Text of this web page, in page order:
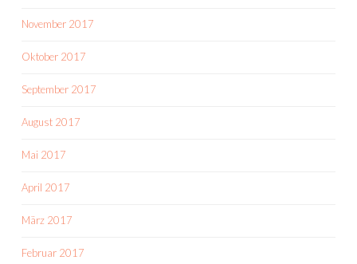
November 2017
Oktober 2017
September 2017
August 2017
Mai 2017
April 2017
März 2017
Februar 2017